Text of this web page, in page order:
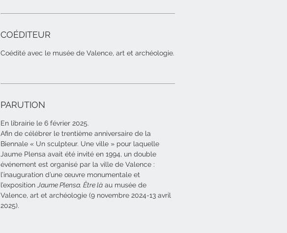
COÉDITEUR
Coédité avec le musée de Valence, art et archéologie.
PARUTION
En librairie le 6 février 2025.
Afin de célébrer le trentième anniversaire de la
Biennale « Un sculpteur. Une ville » pour laquelle
Jaume Plensa avait été invité en 1994, un double
événement est organisé par la ville de Valence :
l’inauguration d’une œuvre monumentale et
l’exposition Jaume Plensa. Être là au musée de
Valence, art et archéologie (9 novembre 2024-13 avril
2025).